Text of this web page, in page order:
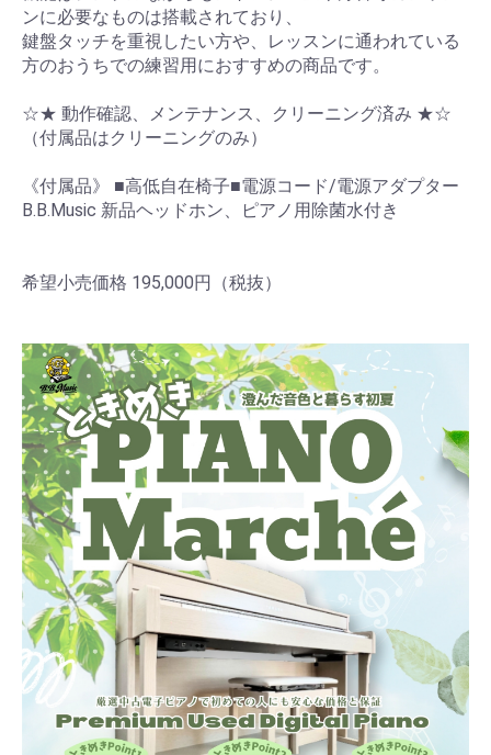
ンに必要なものは搭載されており、
鍵盤タッチを重視したい方や、レッスンに通われている
方のおうちでの練習用におすすめの商品です。
☆★ 動作確認、メンテナンス、クリーニング済み ★☆
（付属品はクリーニングのみ）
《付属品》 ■高低自在椅子■電源コード/電源アダプター
B.B.Music 新品ヘッドホン、ピアノ用除菌水付き
希望小売価格 195,000円（税抜）